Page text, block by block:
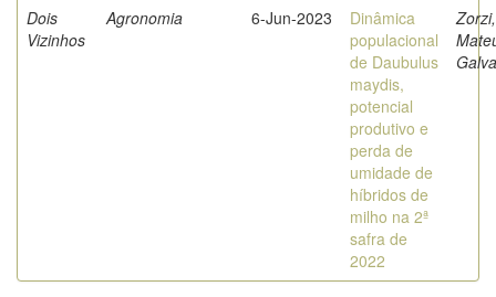
Dois
Vizinhos
Agronomia 6-Jun-2023
Dinâmica
populacional
de Daubulus
maydis,
potencial
produtivo e
perda de
umidade de
híbridos de
milho na 2ª
safra de
2022
Zorzi,